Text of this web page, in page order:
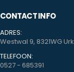
CONTACT INFO
ADRES:
Westwal 9, 8321WG Urk
TELEFOON:
0527 - 685391